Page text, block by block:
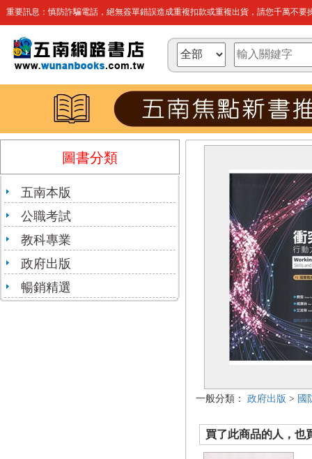
重要訊息：慎防詐騙電話，絕無簽單錯誤造成重複扣款或重複出貨，請您千萬不要
圖書分類
五南本版
公職考試
教科專業
政府出版
暢銷精選
一般分類： 政府出版 > 國
買了此商品的人，也